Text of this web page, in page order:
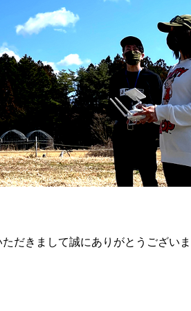
だきまして誠にありがとうござい